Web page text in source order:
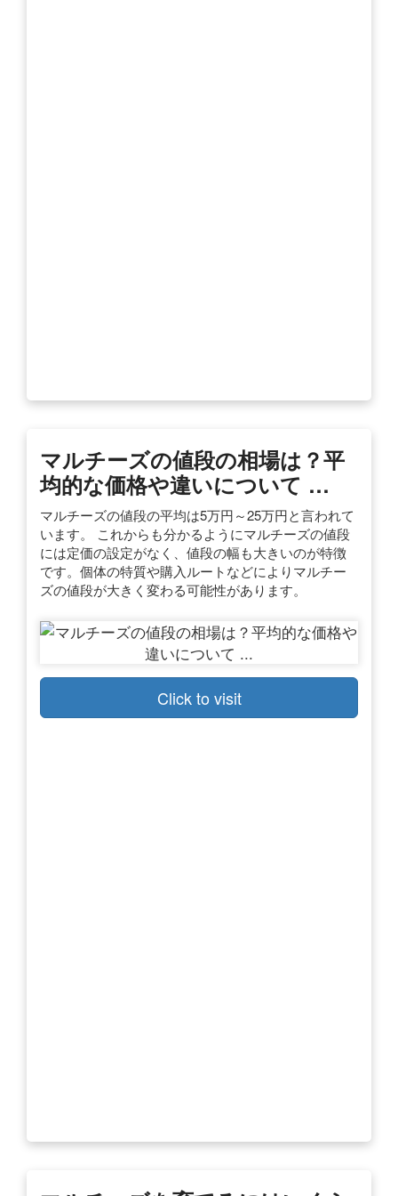
マルチーズの値段の相場は？平
均的な価格や違いについて …
マルチーズの値段の平均は5万円～25万円と言われて
います。 これからも分かるようにマルチーズの値段
には定価の設定がなく、値段の幅も大きいのが特徴
です。個体の特質や購入ルートなどによりマルチー
ズの値段が大きく変わる可能性があります。
Click to visit